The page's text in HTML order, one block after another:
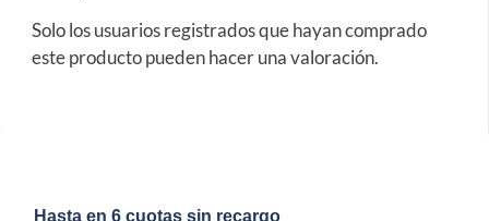
Solo los usuarios registrados que hayan comprado
este producto pueden hacer una valoración.
Hasta en 6 cuotas sin recargo